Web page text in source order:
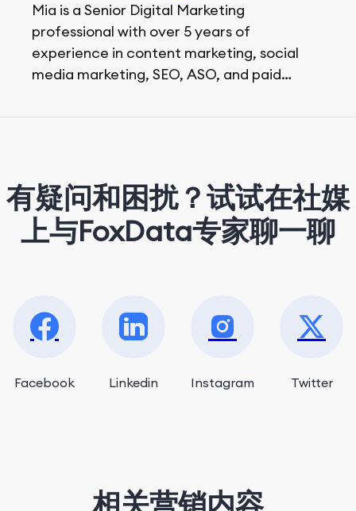
Mia is a Senior Digital Marketing
professional with over 5 years of
experience in content marketing, social
media marketing, SEO, ASO, and paid
有疑问和困扰？试试在社媒
上与FoxData专家聊一聊
Facebook Linkedin Instagram Twitter